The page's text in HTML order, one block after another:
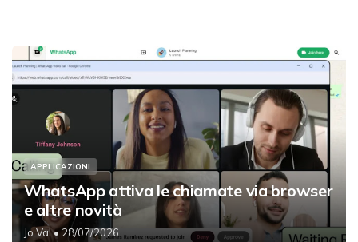
APPLICAZIONI
WhatsApp attiva le chiamate via browser
e altre novità
Jo Val• 28/07/2026